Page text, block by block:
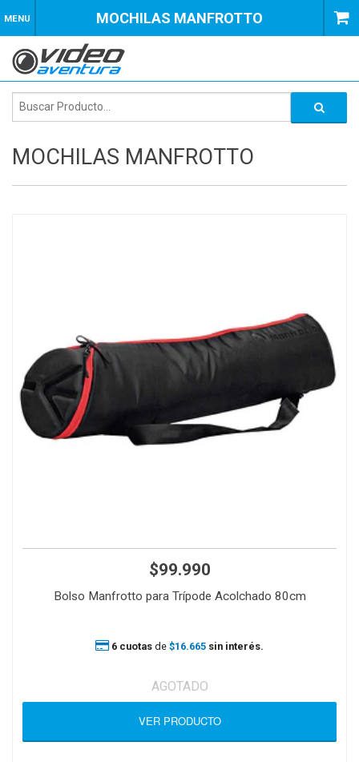
MENU MOCHILAS MANFROTTO
MOCHILAS MANFROTTO
$99.990
Bolso Manfrotto para Trípode Acolchado 80cm
6 cuotas de $16.665 sin interés.
AGOTADO
VER PRODUCTO